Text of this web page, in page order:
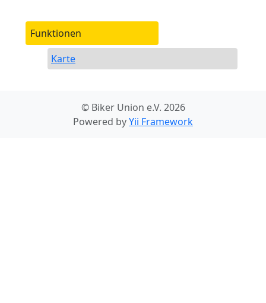
Funktionen
Karte
© Biker Union e.V. 2026
Powered byYii Framework